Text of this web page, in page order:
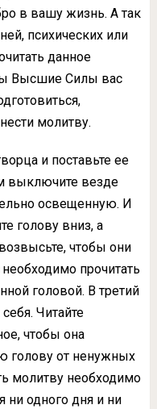
в вашу жизнь. А так
психических или
данное
Высшие Силы вас
молитву.
и поставьте ее
выключите везде
освещенную. И
голову вниз, а
чтобы они
прочитать
головой. В третий
Читайте
чтобы она
голову от ненужных
молитву необходимо
ни одного дня и ни